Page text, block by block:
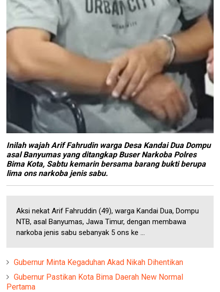
Inilah wajah Arif Fahrudin warga Desa Kandai Dua Dompu
asal Banyumas yang ditangkap Buser Narkoba Polres
Bima Kota, Sabtu kemarin bersama barang bukti berupa
lima ons narkoba jenis sabu.
Aksi nekat Arif Fahruddin (49), warga Kandai Dua, Dompu
NTB, asal Banyumas, Jawa Timur, dengan membawa
narkoba jenis sabu sebanyak 5 ons ke ...
Gubernur Minta Kegaduhan Akad Nikah Dihentikan
Gubernur Pastikan Kota Bima Daerah New Normal
Pertama